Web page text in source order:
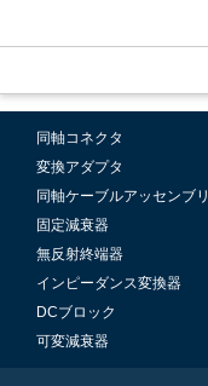
同軸コネクタ
変換アダプタ
同軸ケーブルアッセンブリ
固定減衰器
無反射終端器
インピーダンス変換器
DCブロック
可変減衰器